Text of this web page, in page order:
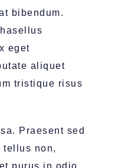
bibendum.
eget
aliquet
tristique risus
Praesent sed
tellus non,
purus in odio